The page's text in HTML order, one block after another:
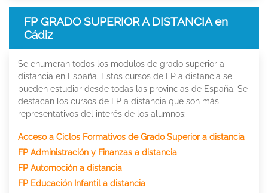
FP GRADO SUPERIOR A DISTANCIA en
Cádiz
Se enumeran todos los modulos de grado superior a
distancia en España. Estos cursos de FP a distancia se
pueden estudiar desde todas las provincias de España. Se
destacan los cursos de FP a distancia que son más
representativos del interés de los alumnos:
Acceso a Ciclos Formativos de Grado Superior a distancia
FP Administración y Finanzas a distancia
FP Automoción a distancia
FP Educación Infantil a distancia